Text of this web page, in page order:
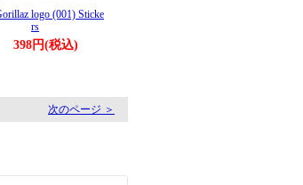
logo (001) Sticke
rs
398円(税込)
次のページ ＞